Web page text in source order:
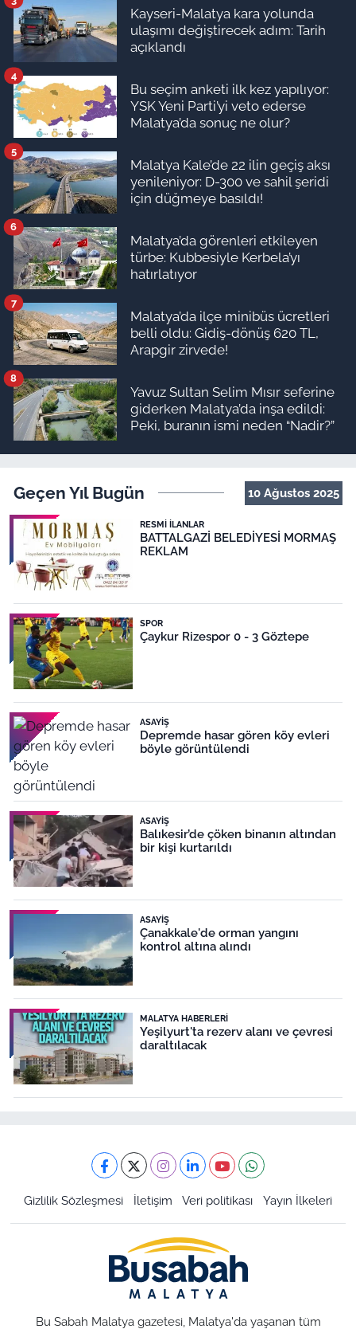
Kayseri-Malatya kara yolunda
ulaşımı değiştirecek adım: Tarih
açıklandı
Bu seçim anketi ilk kez yapılıyor:
YSK Yeni Parti’yi veto ederse
Malatya’da sonuç ne olur?
4
Malatya Kale’de 22 ilin geçiş aksı
yenileniyor: D-300 ve sahil şeridi
için düğmeye basıldı!
5
Malatya’da görenleri etkileyen
türbe: Kubbesiyle Kerbela’yı
hatırlatıyor
6
Malatya’da ilçe minibüs ücretleri
belli oldu: Gidiş-dönüş 620 TL,
Arapgir zirvede!
7
Yavuz Sultan Selim Mısır seferine
giderken Malatya’da inşa edildi:
Peki, buranın ismi neden “Nadir?”
8
Geçen Yıl Bugün 10 Ağustos 2025
RESMI İLANLAR
BATTALGAZİ BELEDİYESİ MORMAŞ
REKLAM
SPOR
Çaykur Rizespor 0 - 3 Göztepe
ASAYIŞ
Depremde hasar gören köy evleri
böyle görüntülendi
ASAYIŞ
Balıkesir’de çöken binanın altından
bir kişi kurtarıldı
ASAYIŞ
Çanakkale'de orman yangını
kontrol altına alındı
MALATYA HABERLERI
Yeşilyurt'ta rezerv alanı ve çevresi
daraltılacak
Gizlilik Sözleşmesi İletişim Veri politikası Yayın İlkeleri
Bu Sabah Malatya gazetesi, Malatya'da yaşanan tüm